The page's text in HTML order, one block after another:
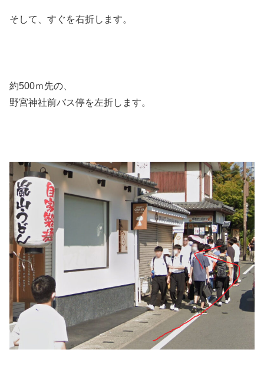
そして、すぐを右折します。
約500ｍ先の、
野宮神社前バス停を左折します。